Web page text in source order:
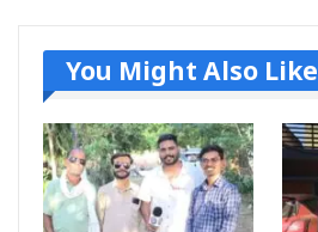
You Might Also Like